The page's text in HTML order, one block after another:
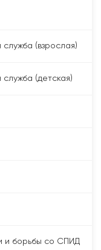
(взрослая)
(детская)
и борьбы со СПИД